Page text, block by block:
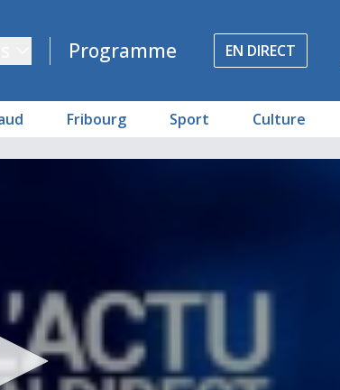
Programme EN DIRECT
Fribourg Sport Culture